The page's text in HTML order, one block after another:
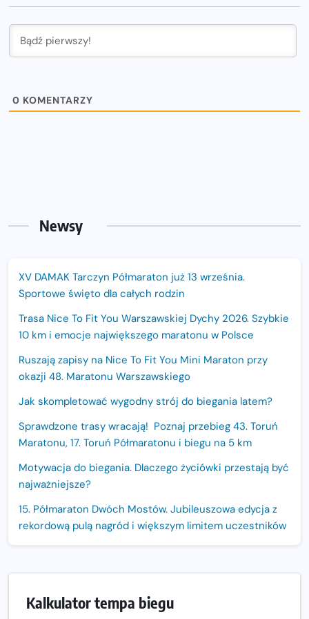
0 KOMENTARZY
Newsy
XV DAMAK Tarczyn Półmaraton już 13 września.
Sportowe święto dla całych rodzin
Trasa Nice To Fit You Warszawskiej Dychy 2026. Szybkie
10 km i emocje największego maratonu w Polsce
Ruszają zapisy na Nice To Fit You Mini Maraton przy
okazji 48. Maratonu Warszawskiego
Jak skompletować wygodny strój do biegania latem?
Sprawdzone trasy wracają! Poznaj przebieg 43. Toruń
Maratonu, 17. Toruń Półmaratonu i biegu na 5 km
Motywacja do biegania. Dlaczego życiówki przestają być
najważniejsze?
15. Półmaraton Dwóch Mostów. Jubileuszowa edycja z
rekordową pulą nagród i większym limitem uczestników
Oficjalna koszulka LOTTO 25. Poznań Maratonu!
Kalkulator tempa biegu